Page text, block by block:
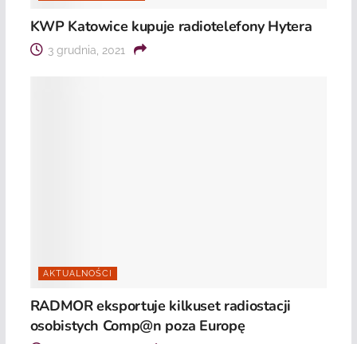
KWP Katowice kupuje radiotelefony Hytera
3 grudnia, 2021
AKTUALNOŚCI
RADMOR eksportuje kilkuset radiostacji
osobistych Comp@n poza Europę